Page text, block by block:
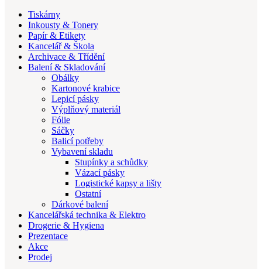
Tiskárny
Inkousty & Tonery
Papír & Etikety
Kancelář & Škola
Archivace & Třídění
Balení & Skladování
Obálky
Kartonové krabice
Lepicí pásky
Výplňový materiál
Fólie
Sáčky
Balicí potřeby
Vybavení skladu
Stupínky a schůdky
Vázací pásky
Logistické kapsy a lišty
Ostatní
Dárkové balení
Kancelářská technika & Elektro
Drogerie & Hygiena
Prezentace
Akce
Prodej